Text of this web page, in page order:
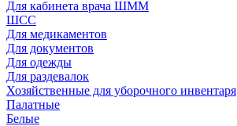
Для кабинета врача ШММ
ШСС
Для медикаментов
Для документов
Для одежды
Для раздевалок
Хозяйственные для уборочного инвентаря
Палатные
Белые